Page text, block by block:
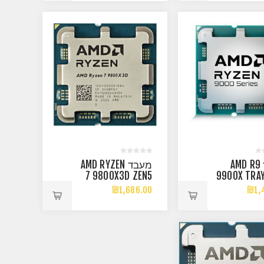
מעבד AMD R9
9900X
AM5 12
THREADS
מעבד AMD RYZEN
7 9800X3D ZEN5
AM5 8 CORES 16
THREADS UP TO
₪1,686.00